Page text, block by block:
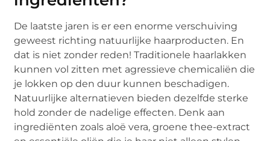
De laatste jaren is er een enorme verschuiving
geweest richting natuurlijke haarproducten. En
dat is niet zonder reden! Traditionele haarlakken
kunnen vol zitten met agressieve chemicaliën die
je lokken op den duur kunnen beschadigen.
Natuurlijke alternatieven bieden dezelfde sterke
hold zonder de nadelige effecten. Denk aan
ingrediënten zoals aloë vera, groene thee-extract